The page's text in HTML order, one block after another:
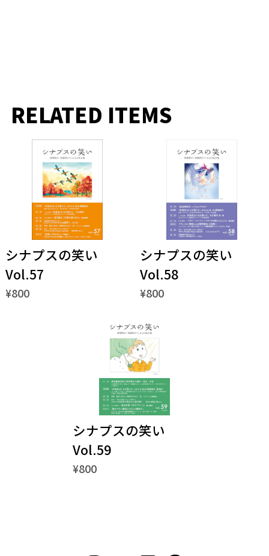
RELATED ITEMS
シナプスの笑い
Vol.57
¥800
シナプスの笑い
Vol.58
¥800
シナプスの笑い
Vol.59
¥800